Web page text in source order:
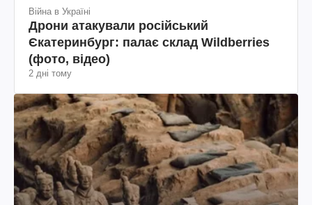
Війна в Україні
Дрони атакували російський
Єкатеринбург: палає склад Wildberries
(фото, відео)
2 дні тому